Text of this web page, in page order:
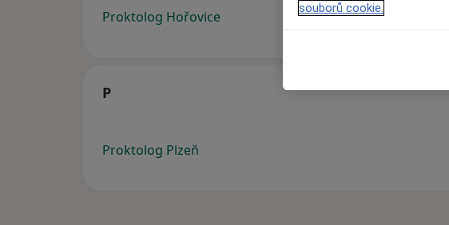
Proktolog Hořovice
P
Proktolog Plzeň
souborů cookie.